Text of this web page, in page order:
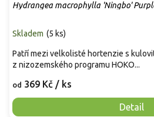
Hydrangea macrophylla 'Ningbo'
Skladem (5 ks)
od 369 Kč / ks
Detail
Patří mezi velkolisté hortenzie s
z nizozemského programu HOKO...